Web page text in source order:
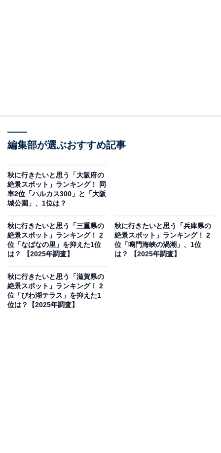
や、日没後にススキが銀色にきらめく様子は幻想的で、
知られています。ハイキングコースとしても人気です。
回答者からは「ススキの金色の波が秋風に揺れる絶景が
的」（30代女性／富山県）、「秋の曽爾高原に行きたい
理由は、ススキの穂が金色に輝く『黄金の波』の絶景を
はじめ、幻想的な夕焼けやハイキング、さらには『お亀
代男性／鹿児島県）、「秋になると一面にススキが黄金
色に輝き、夕日を受けて揺れる光景が本当に幻想的で
す。高原の風を感じながら散策する時間は心地よく、遠
編集部が選ぶおすすめ記事
秋に行きたいと思う「大阪府の
絶景スポット」ランキング！ 同
率2位「ハルカス300」と「大阪
城公園」、1位は？
秋に行きたいと思う「三重県の
絶景スポット」ランキング！ 2
位「なばなの里」を抑えた1位
は？ 【2025年調査】
秋に行きたいと思う「兵庫県の
絶景スポット」ランキング！ 2
位「鳴門海峡の渦潮」、1位
は？ 【2025年調査】
秋に行きたいと思う「滋賀県の
絶景スポット」ランキング！ 2
位「びわ湖テラス」を抑えた1
位は？【2025年調査】